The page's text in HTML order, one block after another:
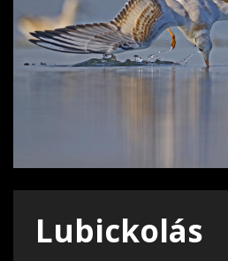
Lubickolás